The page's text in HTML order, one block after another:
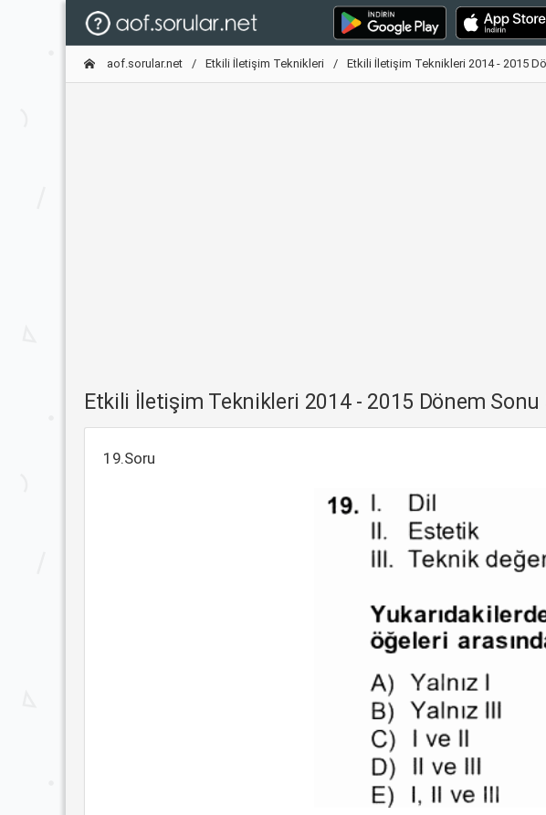
aof.sorular.net Etkili İletişim Teknikleri Etkili İletişim Teknikleri 2014 - 2015
Etkili İletişim Teknikleri 2014 - 2015 Dönem Sonu
19.Soru